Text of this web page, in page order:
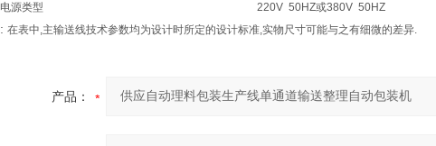
电源类型
220V 50HZ或380V 50HZ
: 在表中,主输送线技术参数均为设计时所定的设计标准,实物尺寸可能与之有细微的差异.
产品：